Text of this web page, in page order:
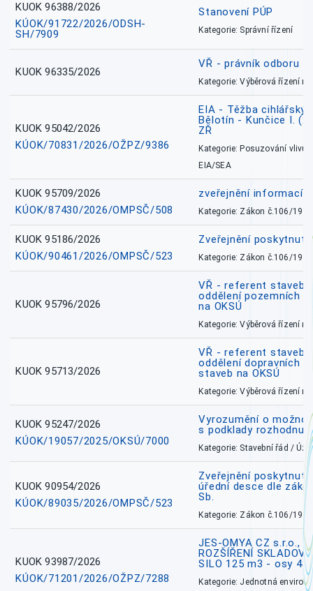
KUOK 96388/2026
KÚOK/91722/2026/ODSH-
SH/7909
Stanovení PÚP
Kategorie: Správní řízení
KUOK 96335/2026
VŘ - právník odboru
Kategorie: Výběrová řízení
KUOK 95042/2026
KÚOK/70831/2026/OŽPZ/9386
EIA - Těžba
Bělotín - Kunčice I.
ZŘ
Kategorie: Posuzování vlivů
EIA/SEA
KUOK 95709/2026
KÚOK/87430/2026/OMPSČ/508
zveřejnění informací
Kategorie: Zákon č.106/1999
KUOK 95186/2026
KÚOK/90461/2026/OMPSČ/523
Zveřejnění
Kategorie: Zákon č.106/1999
KUOK 95796/2026
VŘ - referent
oddělení pozemních
na OKSÚ
Kategorie: Výběrová řízení
KUOK 95713/2026
VŘ - referent
oddělení dopravních
staveb na OKSÚ
Kategorie: Výběrová řízení
KUOK 95247/2026
KÚOK/19057/2025/OKSÚ/7000
Vyrozumění o
s podklady rozhodnutí
Kategorie: Stavební řád /
KUOK 90954/2026
KÚOK/89035/2026/OMPSČ/523
Zveřejnění
úřední desce dle
Sb.
Kategorie: Zákon č.106/1999
KUOK 93987/2026
KÚOK/71201/2026/OŽPZ/7288
JES-OMYA CZ s.r.o.,
ROZŠÍŘENÍ
SILO 125 m3 - osy
Kategorie: Jednotná